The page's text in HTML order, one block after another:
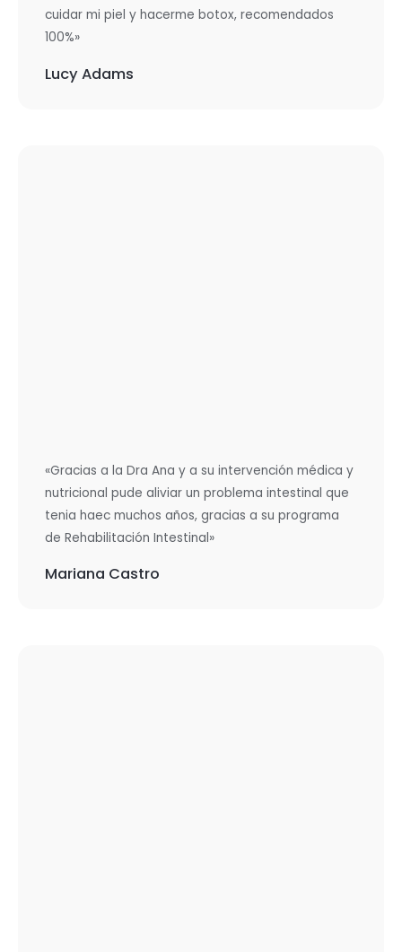
cuidar mi piel y hacerme botox, recomendados
100%»
Lucy Adams
«Gracias a la Dra Ana y a su intervención médica y
nutricional pude aliviar un problema intestinal que
tenia haec muchos años, gracias a su programa
de Rehabilitación Intestinal»
Mariana Castro